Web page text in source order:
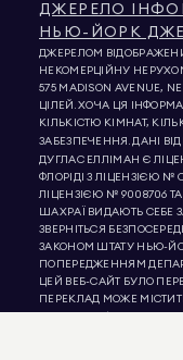
ДЖЕРЕЛО
НЬЮ-ЙОРК
ДЖЕРЕЛОМ
НЕКОМЕРЦІЙНУ
575 MADISON AVENUE,
ЦІЛЕЙ. ХОЧА ЦЯ
КІЛЬКІСТЮ КІМНАТ,
ЗАБЕЗПЕЧЕННЯ. ДАНІ
ДУГЛАС ЕЛЛІМАН Є
ФЛОРІДІ З ЛІЦЕНЗІЄЮ №
ЛІЦЕНЗІЄЮ № 9008706 ТА
ШАХРАЇ ВИДАЮТЬ СЕБЕ
ЗВЕРНІТЬСЯ
ЗАКОНОМ ШТАТУ НЬЮ-
ПОПЕРЕДЖЕННЯМ
ЦЕЙ ВЕБ-САЙТ БУЛО
ПЕРЕКЛАД МОЖЕ